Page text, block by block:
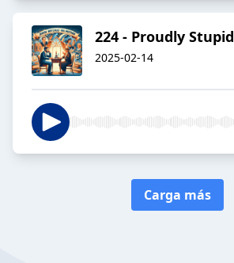
224 - Proudly Stupid
2025-02-14
Carga más